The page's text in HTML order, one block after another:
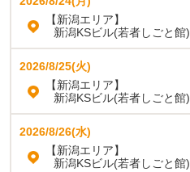
【新潟エリア】
新潟KSビル(若者しごと館)
2026/8/25(火)
【新潟エリア】
新潟KSビル(若者しごと館)
2026/8/26(水)
【新潟エリア】
新潟KSビル(若者しごと館)